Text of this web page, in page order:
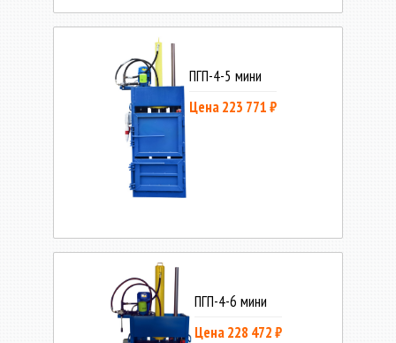
ПГП-4-5 мини
Цена 223 771 ₽
ПГП-4-6 мини
Цена 228 472 ₽